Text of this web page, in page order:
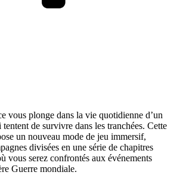
vous plonge dans la vie quotidienne d’un
de survivre dans les tranchées. Cette
un nouveau mode de jeu immersif,
divisées en une série de chapitres
vous serez confrontés aux événements
Guerre mondiale.